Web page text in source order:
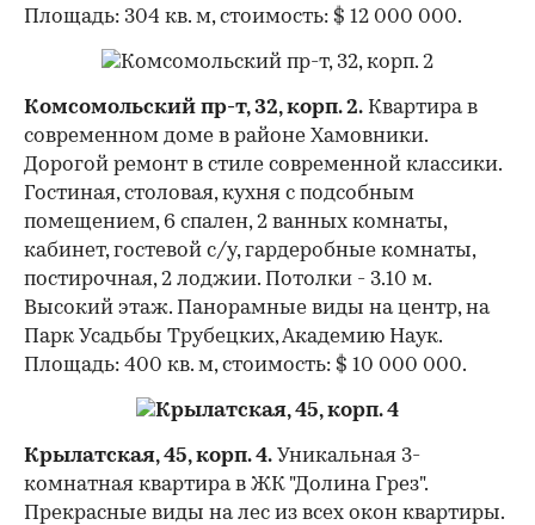
Площадь: 304 кв. м, стоимость: $ 12 000 000.
Комсомольский пр-т, 32, корп. 2. Квартира в
современном доме в районе Хамовники.
Дорогой ремонт в стиле современной классики.
Гостиная, столовая, кухня с подсобным
помещением, 6 спален, 2 ванных комнаты,
кабинет, гостевой с/у, гардеробные комнаты,
постирочная, 2 лоджии. Потолки - 3.10 м.
Высокий этаж. Панорамные виды на центр, на
Парк Усадьбы Трубецких, Академию Наук.
Площадь: 400 кв. м, стоимость: $ 10 000 000.
Крылатская, 45, корп. 4. Уникальная 3-
комнатная квартира в ЖК "Долина Грез".
Прекрасные виды на лес из всех окон квартиры.